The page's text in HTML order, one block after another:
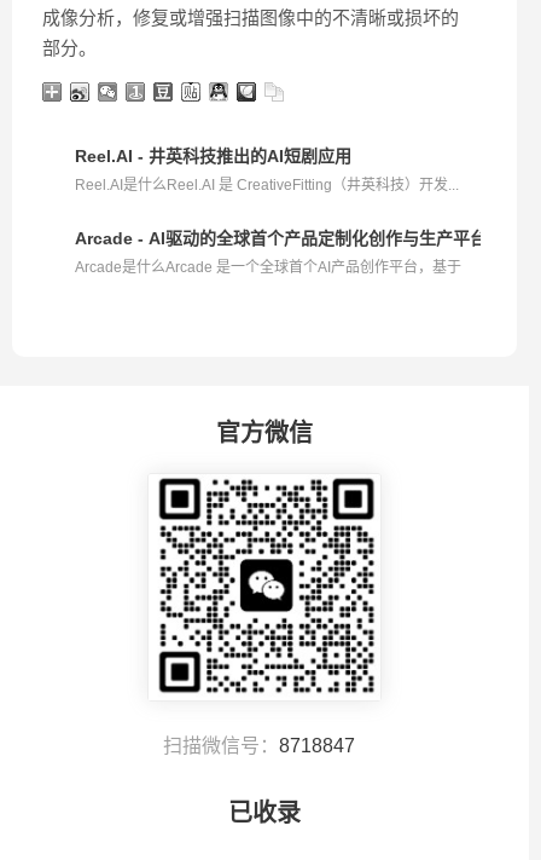
成像分析，修复或增强扫描图像中的不清晰或损坏的
部分。
Reel.AI - 井英科技推出的AI短剧应用
Reel.AI是什么Reel.AI 是 CreativeFitting（井英科技）开发...
Arcade - AI驱动的全球首个产品定制化创作与生产平台
Arcade是什么Arcade 是一个全球首个AI产品创作平台，基于
官方微信
扫描微信号： 8718847
已收录